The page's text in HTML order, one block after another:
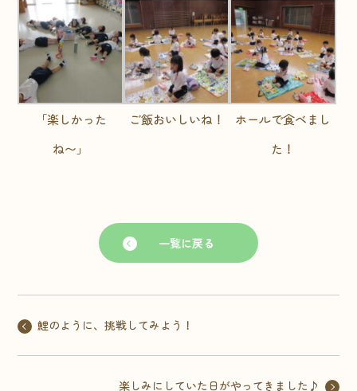
「楽しかった
ね〜」
ご飯おいしいね！
ホールで食べまし
た！
一覧に戻る
鯉のように、挑戦してみよう！
楽しみにしていた日がやってきました♪